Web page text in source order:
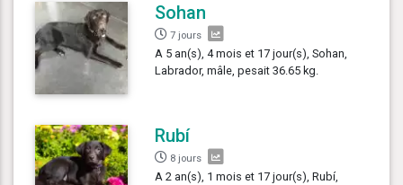
Sohan
7 jours
A 5 an(s), 4 mois et 17 jour(s), Sohan,
Labrador, mâle, pesait 36.65 kg.
Rubí
8 jours
A 2 an(s), 1 mois et 17 jour(s), Rubí,